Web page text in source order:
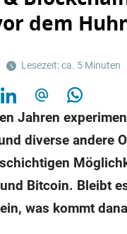
dem
Lesezeit: ca. 5 Minuten
Jahren
diverse andere
Bitcoin. Bleibt
was kommt